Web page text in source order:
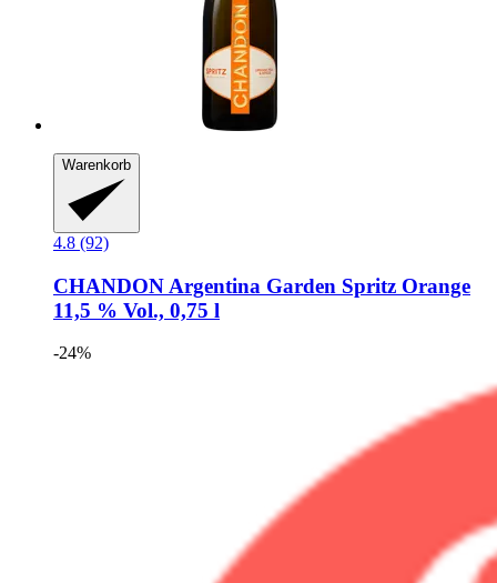
Warenkorb
4.8 (92)
CHANDON Argentina Garden Spritz Orange
11,5 % Vol., 0,75 l
-24%